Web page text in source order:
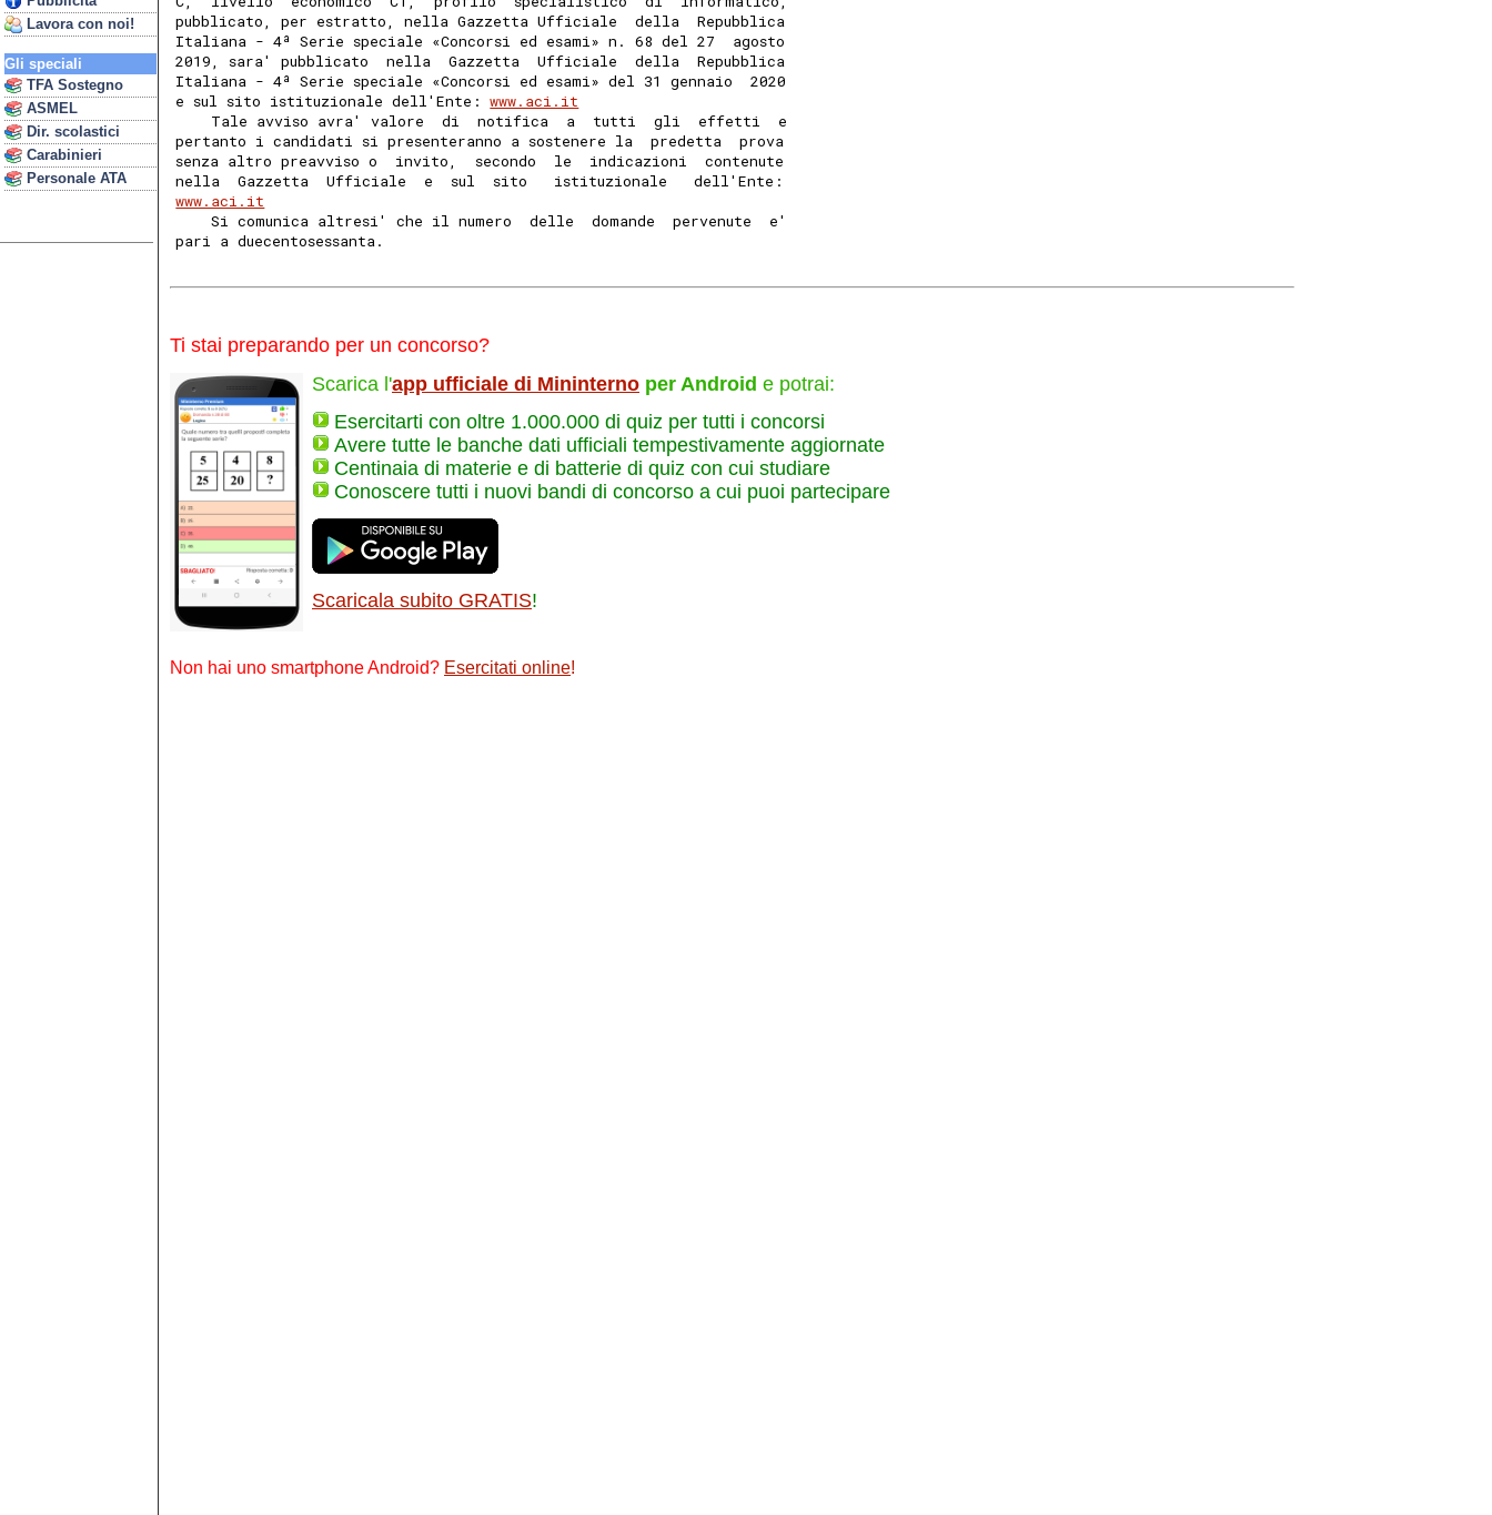
Lavora con noi!
Gli speciali
TFA Sostegno
ASMEL
Dir. scolastici
Carabinieri
Personale ATA
pubblicato, per estratto, nella Gazzetta Ufficiale  della  Repubblica
Italiana - 4ª Serie speciale «Concorsi ed esami» n. 68 del 27  agosto
2019, sara' pubblicato  nella  Gazzetta  Ufficiale  della  Repubblica
Italiana - 4ª Serie speciale «Concorsi ed esami» del 31 gennaio  2020
e sul sito istituzionale dell'Ente: www.aci.it
    Tale avviso avra' valore  di  notifica  a  tutti  gli  effetti  e
pertanto i candidati si presenteranno a sostenere la  predetta  prova
senza altro preavviso o  invito,  secondo  le  indicazioni  contenute
nella  Gazzetta  Ufficiale  e  sul  sito   istituzionale   dell'Ente:
www.aci.it
    Si comunica altresi' che il numero  delle  domande  pervenute  e'
pari a duecentosessanta.
Ti stai preparando per un concorso?
Scarica l'app ufficiale di Mininterno per Android e potrai:
Esercitarti con oltre 1.000.000 di quiz per tutti i concorsi
Avere tutte le banche dati ufficiali tempestivamente aggiornate
Centinaia di materie e di batterie di quiz con cui studiare
Conoscere tutti i nuovi bandi di concorso a cui puoi partecipare
Scaricala subito GRATIS!
Non hai uno smartphone Android? Esercitati online!